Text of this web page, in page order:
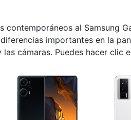
al Samsung
importantes en la
cámaras. Puedes hacer clic